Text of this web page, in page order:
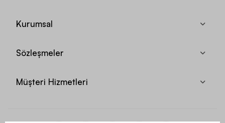
Kurumsal
Sözleşmeler
Müşteri Hizmetleri